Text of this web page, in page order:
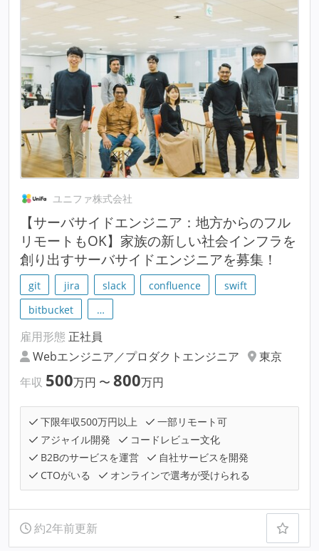
ユニファ株式会社
【サーバサイドエンジニア：地方からのフル
リモートもOK】家族の新しい社会インフラを
創り出すサーバサイドエンジニアを募集！
git jira slack confluence
swift
bitbucket
…
雇用形態 正社員
Webエンジニア／プロダクトエンジニア
東京
年収 500万円 〜 800万円
下限年収500万円以上
一部リモート可
アジャイル開発
コードレビュー文化
B2Bのサービスを運営
自社サービスを開発
CTOがいる
オンラインで選考が受けられる
約2年前更新